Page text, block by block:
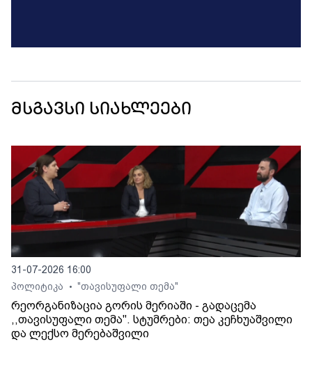
მსგავსი სიახლეები
31-07-2026 16:00
პოლიტიკა
• "თავისუფალი თემა"
რეორგანიზაცია გორის მერიაში - გადაცემა
,,თავისუფალი თემა". სტუმრები: თეა კეჩხუაშვილი
და ლექსო მერებაშვილი